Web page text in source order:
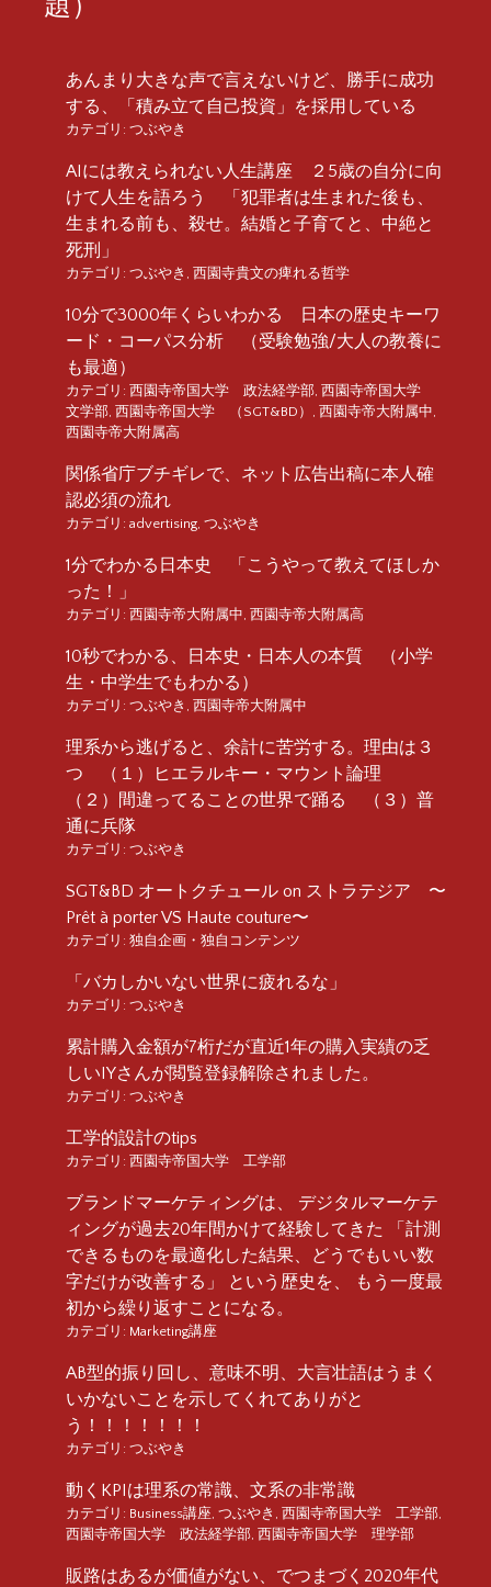
あんまり大きな声で言えないけど、勝手に成功
する、「積み立て自己投資」を採用している
カテゴリ: つぶやき
AIには教えられない人生講座 ２5歳の自分に向
けて人生を語ろう 「犯罪者は生まれた後も、
生まれる前も、殺せ。結婚と子育てと、中絶と
死刑」
カテゴリ: つぶやき , 西園寺貴文の痺れる哲学
10分で3000年くらいわかる 日本の歴史キーワ
ード・コーパス分析 （受験勉強/大人の教養に
も最適）
カテゴリ: 西園寺帝国大学 政法経学部, 西園寺帝国大学
文学部, 西園寺帝国大学 （SGT&BD） , 西園寺帝大附属中,
西園寺帝大附属高
関係省庁ブチギレで、ネット広告出稿に本人確
認必須の流れ
カテゴリ: advertising, つぶやき
1分でわかる日本史 「こうやって教えてほしか
った！」
カテゴリ: 西園寺帝大附属中, 西園寺帝大附属高
10秒でわかる、日本史・日本人の本質 （小学
生・中学生でもわかる）
カテゴリ: つぶやき , 西園寺帝大附属中
理系から逃げると、余計に苦労する。理由は３
つ （１）ヒエラルキー・マウント論理
（２）間違ってることの世界で踊る （３）普
通に兵隊
カテゴリ: つぶやき
SGT&BD オートクチュール on ストラテジア 〜
Prêt à porter VS Haute couture〜
カテゴリ: 独自企画・独自コンテンツ
「バカしかいない世界に疲れるな」
カテゴリ: つぶやき
累計購入金額が7桁だが直近1年の購入実績の乏
しいIYさんが閲覧登録解除されました。
カテゴリ: つぶやき
工学的設計のtips
カテゴリ: 西園寺帝国大学 工学部
ブランドマーケティングは、 デジタルマーケテ
ィングが過去20年間かけて経験してきた 「計測
できるものを最適化した結果、どうでもいい数
字だけが改善する」 という歴史を、 もう一度最
初から繰り返すことになる。
カテゴリ: Marketing講座
AB型的振り回し、意味不明、大言壮語はうまく
いかないことを示してくれてありがと
う！！！！！！！
カテゴリ: つぶやき
動くKPIは理系の常識、文系の非常識
カテゴリ: Business講座, つぶやき , 西園寺帝国大学 工学部,
西園寺帝国大学 政法経学部, 西園寺帝国大学 理学部
販路はあるが価値がない、でつまづく2020年代